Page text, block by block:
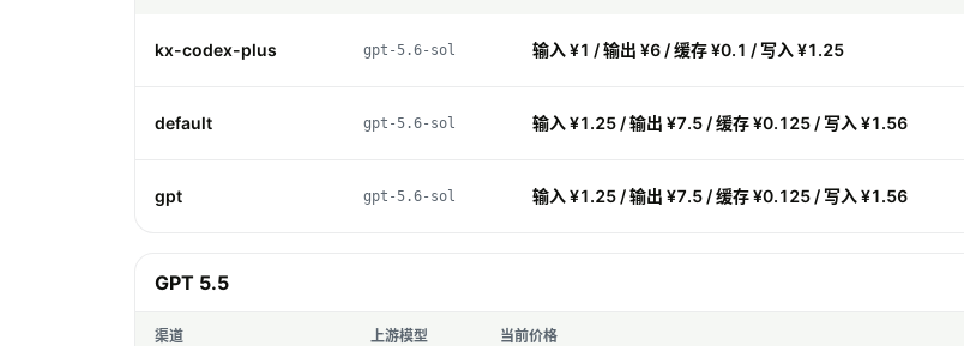
kx-codex-plus gpt-5.6-sol 输入 ¥1 / 输出 ¥6 / 缓存 ¥0.1 / 写入 ¥1.25
default gpt-5.6-sol 输入 ¥1.25 / 输出 ¥7.5 / 缓存 ¥0.125 / 写入 ¥1.56
gpt gpt-5.6-sol 输入 ¥1.25 / 输出 ¥7.5 / 缓存 ¥0.125 / 写入 ¥1.56
GPT 5.5
渠道 上游模型 当前价格